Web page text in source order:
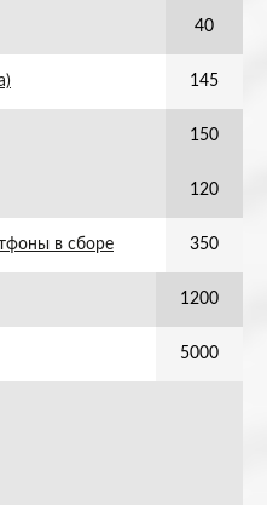
40
145
150
120
в сборе 350
1200
5000